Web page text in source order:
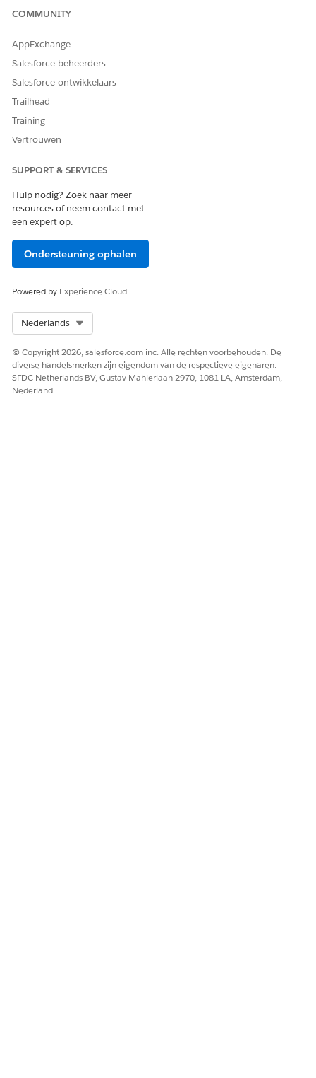
Gebruik uw voorkeursmethode om de
{SaleforceAPIVersion}/connect/voice/aws-account/p
hone-number/reset
telefoonnummer bij te werken.
Geef in de verzoekpayload het nieuwe telefoonnummer
indeling.
mail over het verzoek om een telefoonnummerwijziging
verzonden naar alle beheerders van de organisatie.
Nadat u het telefoonnummer hebt bijgewerkt, kunt u het
gebruiken om in te loggen bij de AWS-account.
COMMUNITY
AppExchange
Salesforce-beheerders
Salesforce-ontwikkelaars
Trailhead
Training
Vertrouwen
SUPPORT & SERVICES
Hulp nodig? Zoek naar meer
resources of neem contact met
een expert op.
Ondersteuning ophalen
Powered by Experience Cloud
Nederlands
© Copyright 2026, salesforce.com inc. Alle rechten voorbehouden. De
diverse handelsmerken zijn eigendom van de respectieve eigenaren.
SFDC Netherlands BV, Gustav Mahlerlaan 2970, 1081 LA, Amsterdam,
Nederland